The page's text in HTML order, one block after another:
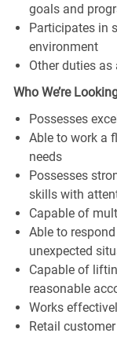
goals and
Participates in
environment
Other duties as
Who We’re
Possesses
Able to work a
needs
Possesses
skills with
Capable of
Able to
unexpected
Capable of
reasonable
Works
Retail